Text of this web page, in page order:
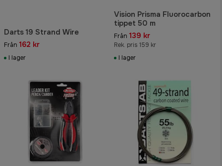
Darts 19 Strand Wire
Från 162 kr
I lager
Vision Prisma Fluorocarbon
tippet 50 m
Från 139 kr
Rek. pris 159 kr
I lager